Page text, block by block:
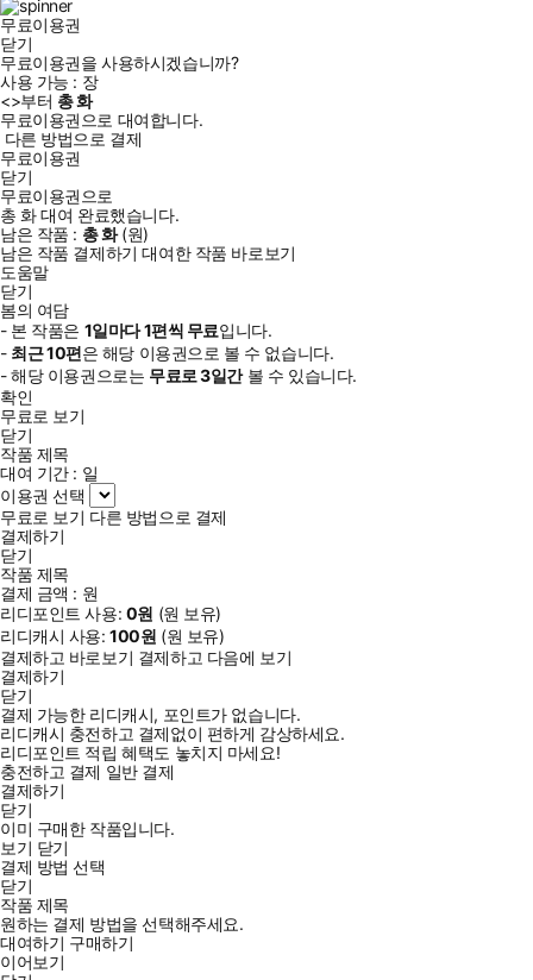
무료이용권
닫기
무료이용권을 사용하시겠습니까?
사용 가능 : 장
<>부터 총화
무료이용권으로 대여합니다.
다른 방법으로 결제
무료이용권
닫기
무료이용권으로
총 화대여 완료했습니다.
남은 작품 : 총화(원)
남은 작품 결제하기 대여한 작품 바로보기
도움말
닫기
봄의 여담
- 본 작품은 1일마다1편씩 무료입니다.
- 최근10편은 해당 이용권으로 볼 수 없습니다.
- 해당 이용권으로는 무료로3일간볼 수 있습니다.
확인
무료로 보기
닫기
작품 제목
대여 기간 : 일
이용권 선택
무료로 보기 다른 방법으로 결제
결제하기
닫기
작품 제목
결제 금액 : 원
리디포인트 사용: 0원 (원 보유)
리디캐시 사용:100원 (원 보유)
결제하고 바로보기 결제하고 다음에 보기
결제하기
닫기
결제 가능한 리디캐시, 포인트가 없습니다.
리디캐시 충전하고 결제없이 편하게 감상하세요.
리디포인트 적립 혜택도 놓치지 마세요!
충전하고 결제 일반 결제
결제하기
닫기
이미 구매한 작품입니다.
보기 닫기
결제 방법 선택
닫기
작품 제목
원하는 결제 방법을 선택해주세요.
대여하기 구매하기
이어보기